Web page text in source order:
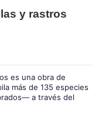
y rastros
es una obra de
más de 135 especies
a través del